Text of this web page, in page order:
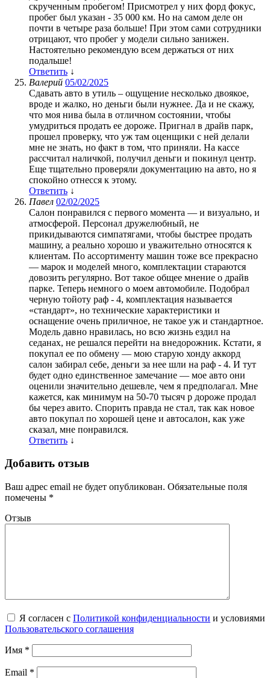
скрученным пробегом! Присмотрел у них форд фокус,
пробег был указан - 35 000 км. Но на самом деле он
почти в четыре раза больше! При этом сами сотрудники
отрицают, что пробег у модели сильно занижен.
Настоятельно рекомендую всем держаться от них
подальше!
Ответить ↓
Валерий 05/02/2025
Сдавать авто в утиль – ощущение несколько двоякое,
вроде и жалко, но деньги были нужнее. Да и не скажу,
что моя нива была в отличном состоянии, чтобы
умудриться продать ее дороже. Пригнал в драйв парк,
прошел проверку, что уж там оценщики с ней делали
мне не знать, но факт в том, что приняли. На кассе
рассчитал наличкой, получил деньги и покинул центр.
Еще тщательно проверяли документацию на авто, но я
спокойно отнесся к этому.
Ответить ↓
Павел 02/02/2025
Салон понравился с первого момента — и визуально, и
атмосферой. Персонал дружелюбный, не
прикидываются симпатягами, чтобы быстрее продать
машину, а реально хорошо и уважительно относятся к
клиентам. По ассортименту машин тоже все прекрасно
— марок и моделей много, комплектации стараются
довозить регулярно. Вот такое общее мнение о драйв
парке. Теперь немного о моем автомобиле. Подобрал
черную тойоту раф - 4, комплектация называется
«стандарт», но технические характеристики и
оснащение очень приличное, не такое уж и стандартное.
Модель давно нравилась, но всю жизнь ездил на
седанах, не решался перейти на внедорожник. Кстати, я
покупал ее по обмену — мою старую хонду аккорд
салон забирал себе, деньги за нее шли на раф - 4. И тут
будет одно единственное замечание — мое авто они
оценили значительно дешевле, чем я предполагал. Мне
кажется, как минимум на 50-70 тысяч р дороже продал
бы через авито. Спорить правда не стал, так как новое
авто покупал по хорошей цене и автосалон, как уже
сказал, мне понравился.
Ответить ↓
Добавить отзыв
Ваш адрес email не будет опубликован. Обязательные поля
помечены *
Отзыв
Я согласен с Политикой конфиденциальности и условиями
Пользовательского соглашения
Имя *
Email *